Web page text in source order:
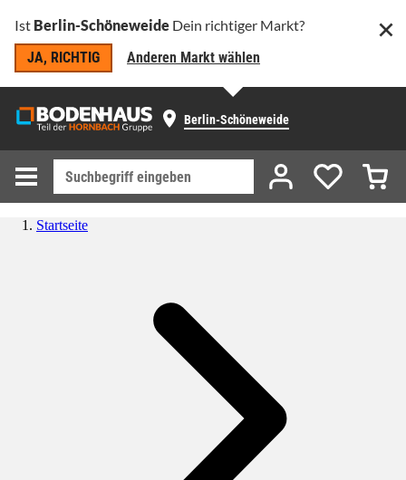
Ist Berlin-Schöneweide Dein richtiger Markt?
JA, RICHTIG
Anderen Markt wählen
Berlin-Schöneweide
Startseite